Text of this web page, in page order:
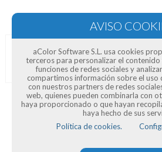
Opiniones de
aColor Software S.L. usa cookies
terceros para personalizar el contenido
funciones de redes sociales y
compartimos información sobre el uso
con nuestros partners de redes
web, quienes pueden combinarla con
haya proporcionado o que hayan
haya hecho de sus
Política de cookies.